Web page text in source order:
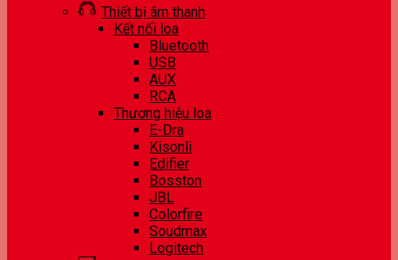
Thiết bị âm thanh
Kết nối loa
Bluetooth
USB
AUX
RCA
Thương hiệu loa
E-Dra
Kisonli
Edifier
Bosston
JBL
Colorfire
Soudmax
Logitech